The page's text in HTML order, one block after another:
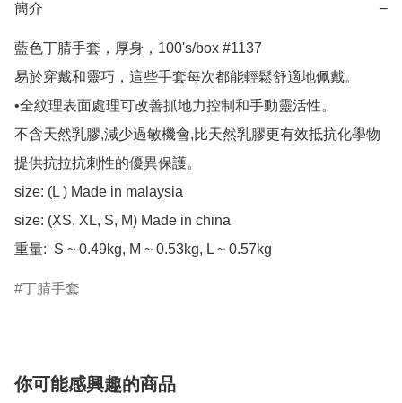
簡介 −
藍色丁腈手套，厚身，100's/box #1137
易於穿戴和靈巧，這些手套每次都能輕鬆舒適地佩戴。
•全紋理表面處理可改善抓地力控制和手動靈活性。
不含天然乳膠,減少過敏機會,比天然乳膠更有效抵抗化學物
提供抗拉抗刺性的優異保護。
size: (L ) Made in malaysia
size: (XS, XL, S, M) Made in china
重量:  S ~ 0.49kg, M ~ 0.53kg, L ~ 0.57kg
丁腈手套
你可能感興趣的商品